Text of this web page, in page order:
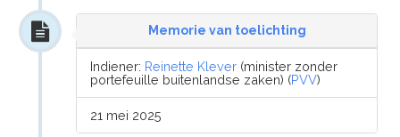
Memorie van toelichting
Indiener: Reinette Klever (minister zonder
portefeuille buitenlandse zaken) (PVV)
21 mei 2025